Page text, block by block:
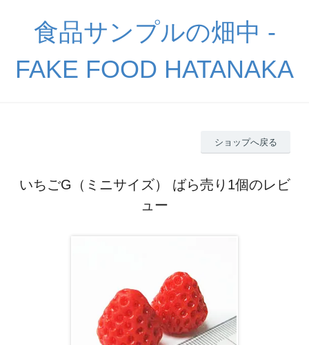
食品サンプルの畑中 -
FAKE FOOD HATANAKA
ショップへ戻る
いちごG（ミニサイズ） ばら売り1個のレビ
ュー